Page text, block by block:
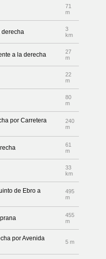
71
m
derecha
3
km
a la derecha
27
m
22
m
80
m
por Carretera
240
m
61
m
33
km
de Ebro a
495
m
455
m
por Avenida
5 m